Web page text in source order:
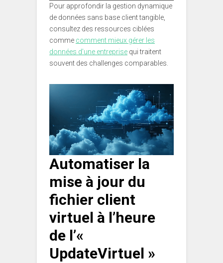
Pour approfondir la gestion dynamique
de données sans base client tangible,
consultez des ressources ciblées
comme comment mieux gérer les
données d’une entreprise qui traitent
souvent des challenges comparables.
Automatiser la
mise à jour du
fichier client
virtuel à l’heure
de l’«
UpdateVirtuel »